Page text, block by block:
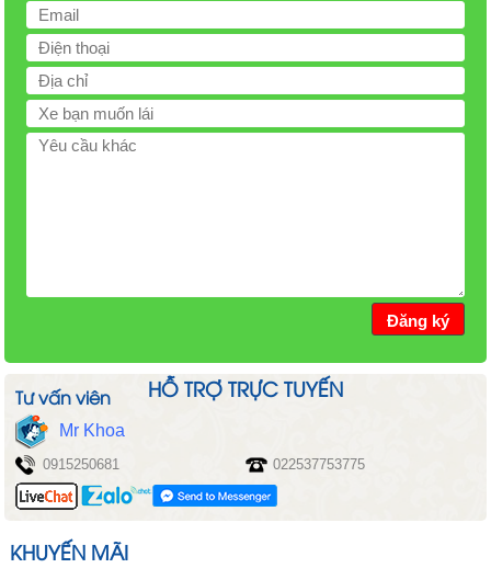
HỖ TRỢ TRỰC TUYẾN
Tư vấn viên
Mr Khoa
0915250681 022537753775
KHUYẾN MÃI